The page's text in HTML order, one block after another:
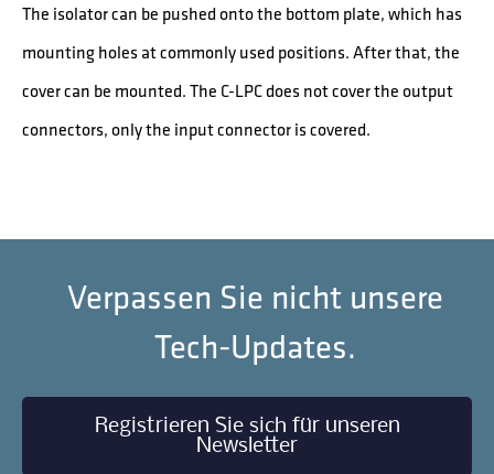
The isolator can be pushed onto the bottom plate, which has
mounting holes at commonly used positions. After that, the
cover can be mounted. The C-LPC does not cover the output
connectors, only the input connector is covered.
Verpassen Sie nicht unsere
Tech-Updates.
Registrieren Sie sich für unseren
Newsletter